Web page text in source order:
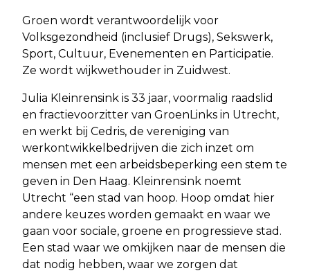
Groen wordt verantwoordelijk voor
Volksgezondheid (inclusief Drugs), Sekswerk,
Sport, Cultuur, Evenementen en Participatie.
Ze wordt wijkwethouder in Zuidwest.
Julia Kleinrensink is 33 jaar, voormalig raadslid
en fractievoorzitter van GroenLinks in Utrecht,
en werkt bij Cedris, de vereniging van
werkontwikkelbedrijven die zich inzet om
mensen met een arbeidsbeperking een stem te
geven in Den Haag. Kleinrensink noemt
Utrecht “een stad van hoop. Hoop omdat hier
andere keuzes worden gemaakt en waar we
gaan voor sociale, groene en progressieve stad.
Een stad waar we omkijken naar de mensen die
dat nodig hebben, waar we zorgen dat